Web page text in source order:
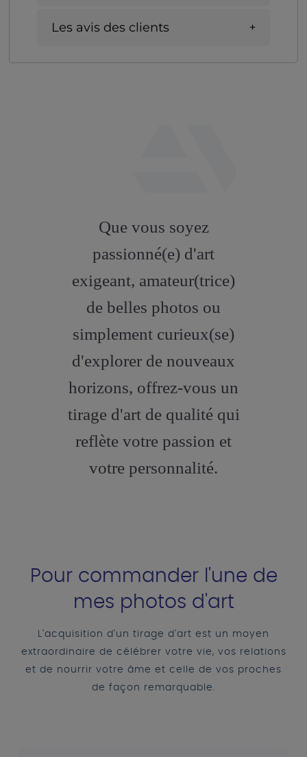
Les avis des clients
artstation
Que vous soyez
passionné(e) d'art
exigeant, amateur(trice)
de belles photos ou
simplement curieux(se)
d'explorer de nouveaux
horizons, offrez-vous un
tirage d'art de qualité qui
reflète votre passion et
votre personnalité.
Pour commander l'une de
mes photos d'art
L'acquisition d'un tirage d'art est un moyen
extraordinaire de célébrer votre vie, vos relations
et de nourrir votre âme et celle de vos proches
de façon remarquable.